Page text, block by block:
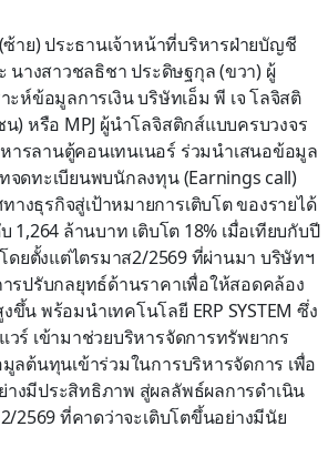
าย) ประธานเจ้าหน้าที่บริหารฝ่ายบัญชี
นางสาวชลธิชา ประดิษฐกุล (ขวา) ผู้
ะห์ข้อมูลการเงิน บริษัทเอ็ม พี เจ โลจิสติ
) หรือ MPJ ผู้นำโลจิสติกส์แบบครบวงจร
ารลานตู้คอนเทนเนอร์ ร่วมนำเสนอข้อมูล
จดทะเบียนพบนักลงทุน (Earnings call)
งธุรกิจสู่เป้าหมายการเติบโต ของรายได้
1,264 ล้านบาท เติบโต 18% เมื่อเทียบกับปี
ดยตั้งแต่ไตรมาส2/2569 ที่ผ่านมา บริษัทฯ
ารปรับกลยุทธ์ด้านราคาเพื่อให้สอดคล้อง
น พร้อมนำเทคโนโลยี ERP SYSTEM ซึ่ง
วร์ เข้ามาช่วยบริหารจัดการทรัพยากร
มูลต้นทุนเข้าร่วมในการบริหารจัดการ เพื่อ
งมีประสิทธิภาพ สู่ผลลัพธ์ผลการดำเนิน
2569 ที่คาดว่าจะเติบโตขึ้นอย่างมีนัย